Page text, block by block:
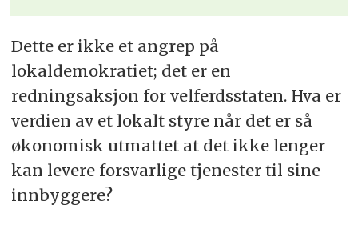
Dette er ikke et angrep på
lokaldemokratiet; det er en
redningsaksjon for velferdsstaten. Hva er
verdien av et lokalt styre når det er så
økonomisk utmattet at det ikke lenger
kan levere forsvarlige tjenester til sine
innbyggere?